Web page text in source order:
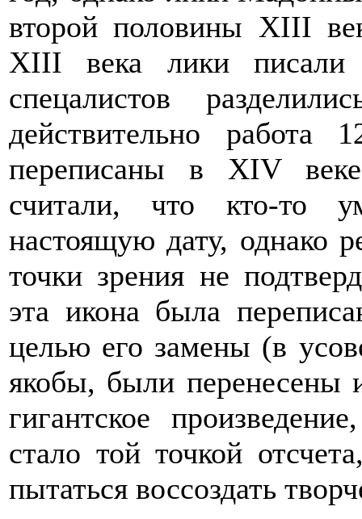
второй половины XIII
XIII века лики писали
спецалистов
действительно
переписаны в XIV
считали, что кто-то
настоящую дату, однако
точки зрения не
эта икона была
целью его замены (в
якобы, были перенесены
гигантское
стало той точкой
пытаться воссоздать